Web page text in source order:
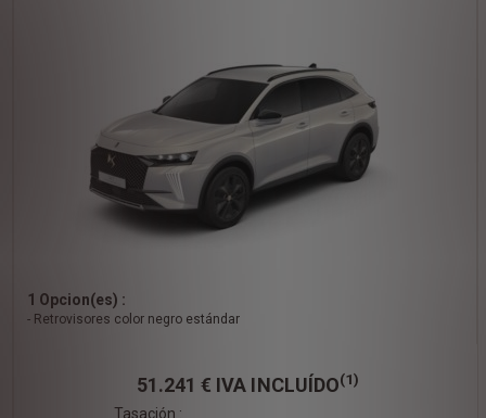
1 Opcion(es) :
- Retrovisores color negro estándar
51.241 € IVA INCLUÍDO(1)
Tasación :